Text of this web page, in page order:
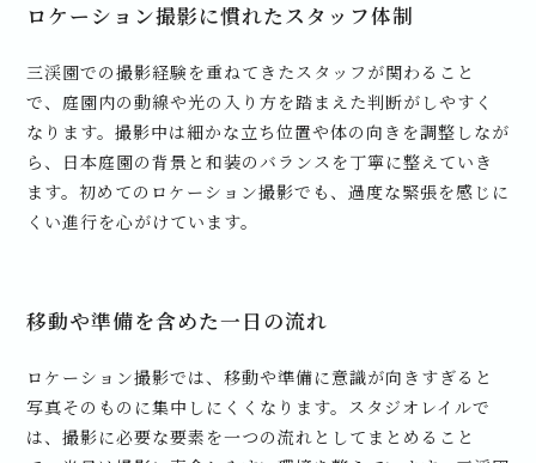
ロケーション撮影に慣れたスタッフ体制
三渓園での撮影経験を重ねてきたスタッフが関わること
で、庭園内の動線や光の入り方を踏まえた判断がしやすく
なります。撮影中は細かな立ち位置や体の向きを調整しなが
ら、日本庭園の背景と和装のバランスを丁寧に整えていき
ます。初めてのロケーション撮影でも、過度な緊張を感じに
くい進行を心がけています。
移動や準備を含めた一日の流れ
ロケーション撮影では、移動や準備に意識が向きすぎると
写真そのものに集中しにくくなります。スタジオレイルで
は、撮影に必要な要素を一つの流れとしてまとめること